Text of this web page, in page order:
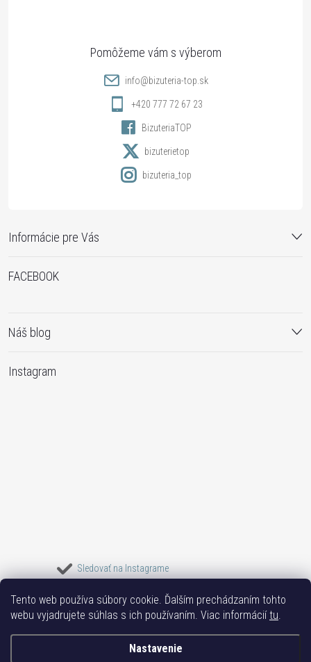
Tento web používa súbory cookie. Ďalším prechádzaním tohto
webu vyjadrujete súhlas s ich používaním. Viac informáciítu.
Nastavenie
Informácie pre Vás
info@bizuteria-top.sk
+420 777 72 67 23
BizuteriaTOP
bizuterietop
bizuteria_top
FACEBOOK
Náš blog
Instagram
Sledovať na Instagrame
Bižuterie TOP Vše k mobilu Mobil příslušenství